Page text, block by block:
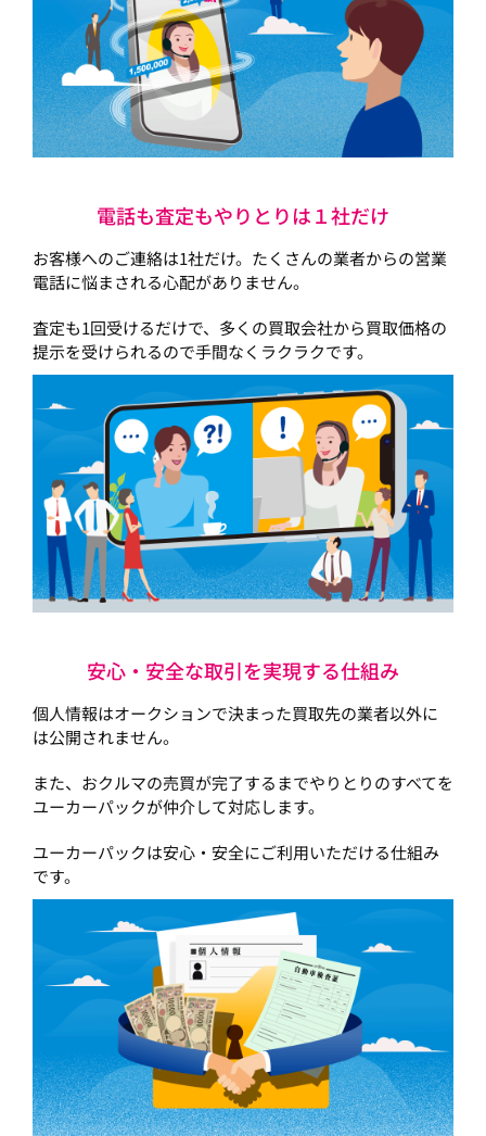
電話も査定もやりとりは１社だけ
お客様へのご連絡は1社だけ。たくさんの業者からの営業
電話に悩まされる心配がありません。
査定も1回受けるだけで、多くの買取会社から買取価格の
提示を受けられるので手間なくラクラクです。
安心・安全な取引を実現する仕組み
個人情報はオークションで決まった買取先の業者以外に
は公開されません。
また、おクルマの売買が完了するまでやりとりのすべてを
ユーカーパックが仲介して対応します。
ユーカーパックは安心・安全にご利用いただける仕組み
です。